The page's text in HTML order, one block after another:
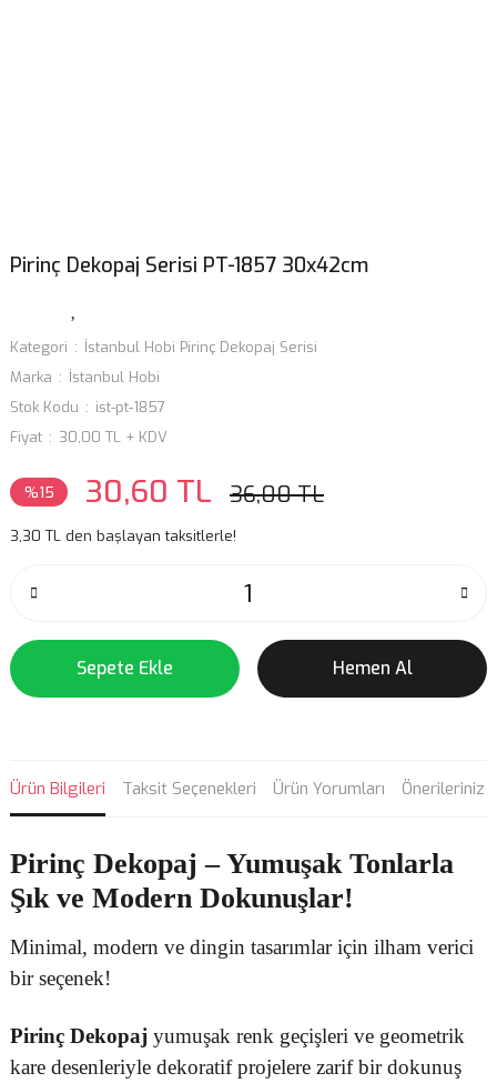
Pirinç Dekopaj Serisi PT-1857 30x42cm
Kategori
İstanbul Hobi Pirinç Dekopaj Serisi
Marka
İstanbul Hobi
Stok Kodu
ist-pt-1857
Fiyat
30,00 TL + KDV
%15 30,60 TL 36,00 TL
3,30 TL den başlayan taksitlerle!
Sepete Ekle Hemen Al
Ürün Bilgileri Taksit Seçenekleri Ürün Yorumları Önerileriniz
Pirinç Dekopaj– Yumuşak Tonlarla
Şık ve Modern Dokunuşlar!
Minimal, modern ve dingin tasarımlar için ilham verici
bir seçenek!
Pirinç Dekopaj yumuşak renk geçişleri ve geometrik
kare desenleriyle dekoratif projelere zarif bir dokunuş